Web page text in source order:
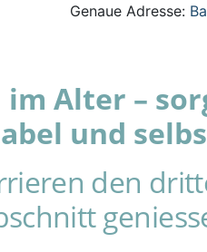
Genaue Adresse:
im Alter –
und
den